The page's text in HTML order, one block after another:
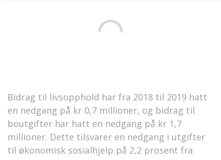
Bidrag til livsopphold har fra 2018 til 2019 hatt
en nedgang på kr 0,7 millioner, og bidrag til
boutgifter har hatt en nedgang på kr 1,7
millioner. Dette tilsvarer en nedgang i utgifter
til økonomisk sosialhjelp på 2,2 prosent fra